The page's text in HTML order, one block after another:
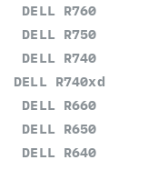
DELL R760
DELL R750
DELL R740
DELL R740xd
DELL R660
DELL R650
DELL R640